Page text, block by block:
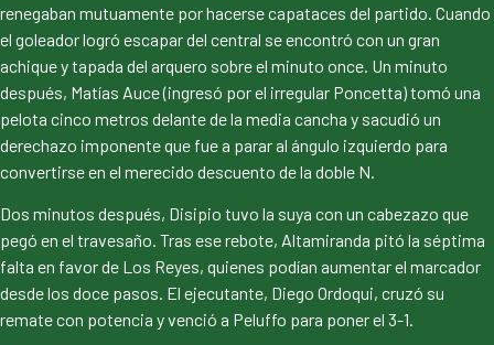
renegaban mutuamente por hacerse capataces del partido. Cuando
el goleador logró escapar del central se encontró con un gran
achique y tapada del arquero sobre el minuto once. Un minuto
después, Matías Auce (ingresó por el irregular Poncetta) tomó una
pelota cinco metros delante de la media cancha y sacudió un
derechazo imponente que fue a parar al ángulo izquierdo para
convertirse en el merecido descuento de la doble N.
Dos minutos después, Disipio tuvo la suya con un cabezazo que
pegó en el travesaño. Tras ese rebote, Altamiranda pitó la séptima
falta en favor de Los Reyes, quienes podían aumentar el marcador
desde los doce pasos. El ejecutante, Diego Ordoqui, cruzó su
remate con potencia y venció a Peluffo para poner el 3-1.